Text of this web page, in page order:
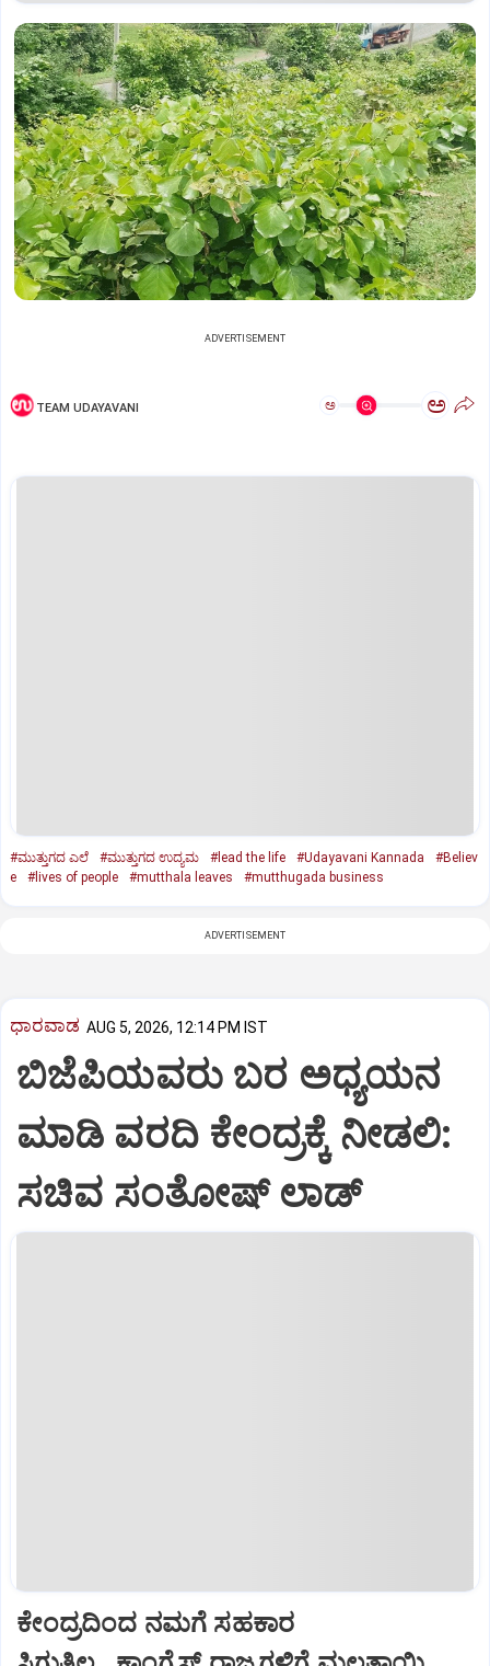
ADVERTISEMENT
TEAM UDAYAVANI ಅ ಅ
#ಮುತ್ತುಗದ ಎಲೆ #ಮುತ್ತುಗದ ಉದ್ಯಮ #lead the life #Udayavani Kannada
#Believ
e
#lives of people #mutthala leaves #mutthugada business
ADVERTISEMENT
ಧಾರವಾಡ AUG 5, 2026, 12:14 PM IST
ಬಿಜೆಪಿಯವರು ಬರ ಅಧ್ಯಯನ
ಮಾಡಿ ವರದಿ ಕೇಂದ್ರಕ್ಕೆ ನೀಡಲಿ‌:
ಸಚಿವ ಸಂತೋಷ್ ಲಾಡ್
ಕೇಂದ್ರದಿಂದ ನಮಗೆ ಸಹಕಾರ